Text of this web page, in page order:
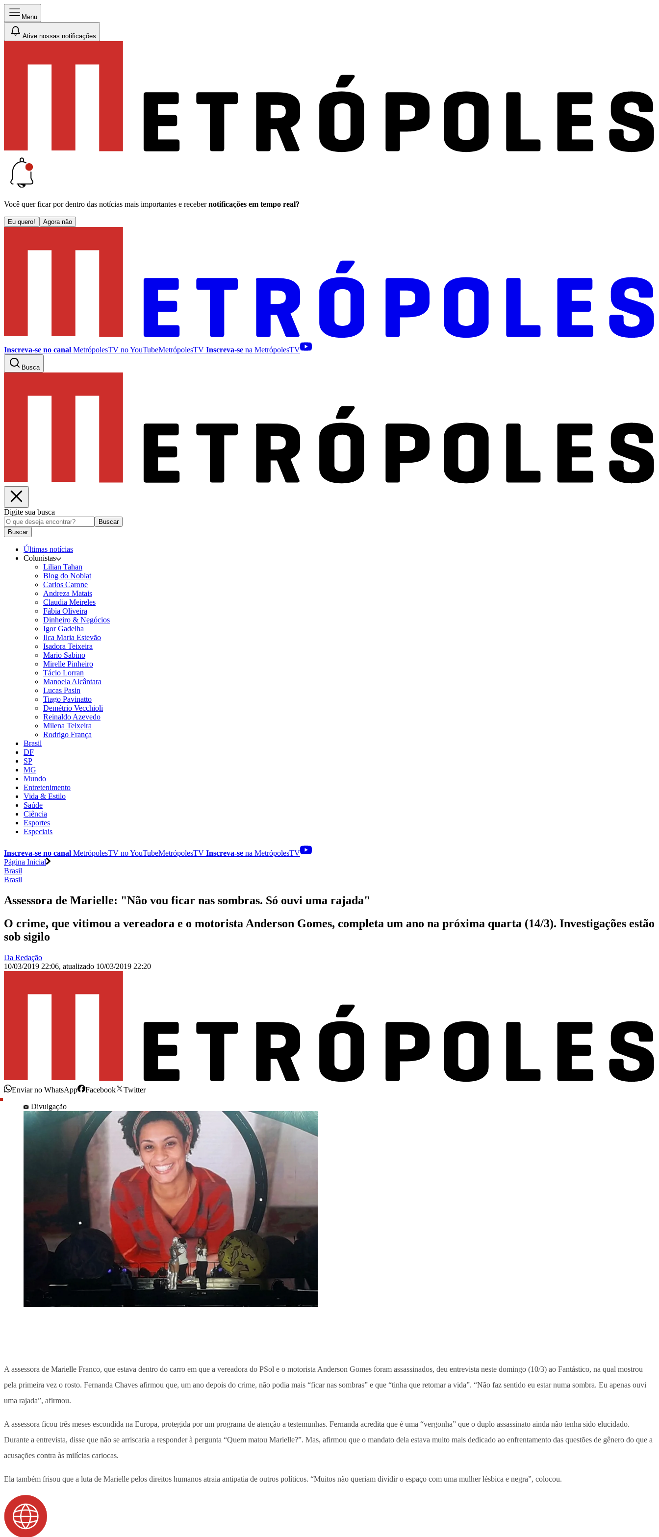
Menu
Ative nossas notificações
Você quer ficar por dentro das notícias mais importantes e receber notificações em tempo real?
Eu quero! Agora não
Inscreva-se no canal MetrópolesTV noYouTubeMetrópolesTV Inscreva-se na MetrópolesTV
Busca
Digite sua busca
Buscar
Buscar
Últimas notícias
Colunistas
Lilian Tahan
Blog do Noblat
Carlos Carone
Andreza Matais
Claudia Meireles
Fábia Oliveira
Dinheiro & Negócios
Igor Gadelha
Ilca Maria Estevão
Isadora Teixeira
Mario Sabino
Mirelle Pinheiro
Tácio Lorran
Manoela Alcântara
Lucas Pasin
Tiago Pavinatto
Demétrio Vecchioli
Reinaldo Azevedo
Milena Teixeira
Rodrigo França
Brasil
DF
SP
MG
Mundo
Entretenimento
Vida & Estilo
Saúde
Ciência
Esportes
Especiais
Inscreva-se no canal MetrópolesTV noYouTubeMetrópolesTV Inscreva-se na MetrópolesTV
Página Inicial
Brasil
Brasil
Assessora de Marielle: "Não vou ficar nas sombras. Só ouvi uma rajada"
O crime, que vitimou a vereadora e o motorista Anderson Gomes, completa um ano na próxima quarta (14/3). Investigações estão
sob sigilo
Da Redação
10/03/2019 22:06, atualizado 10/03/2019 22:20
Enviar no WhatsApp Facebook
Twitter
Divulgação
A assessora de Marielle Franco, que estava dentro do carro em que a vereadora do PSol e o motorista Anderson Gomes foram assassinados, deu entrevista neste domingo (10/3) ao Fantástico, na qual mostrou
pela primeira vez o rosto. Fernanda Chaves afirmou que, um ano depois do crime, não podia mais “ficar nas sombras” e que “tinha que retomar a vida”. “Não faz sentido eu estar numa sombra. Eu apenas ouvi
uma rajada”, afirmou.
A assessora ficou três meses escondida na Europa, protegida por um programa de atenção a testemunhas. Fernanda acredita que é uma “vergonha” que o duplo assassinato ainda não tenha sido elucidado.
Durante a entrevista, disse que não se arriscaria a responder à pergunta “Quem matou Marielle?”. Mas, afirmou que o mandato dela estava muito mais dedicado ao enfrentamento das questões de gênero do que a
acusações contra às milícias cariocas.
Ela também frisou que a luta de Marielle pelos direitos humanos atraia antipatia de outros políticos. “Muitos não queriam dividir o espaço com uma mulher lésbica e negra”, colocou.